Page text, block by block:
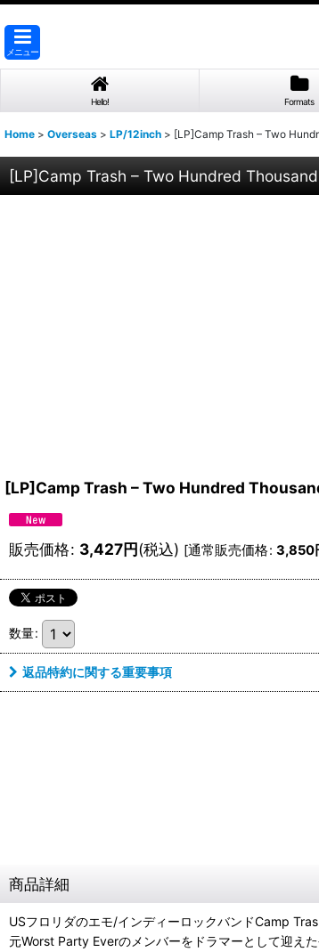
メニュー
Hello! Formats
Home > Overseas > LP/12inch > [LP]Camp Trash – Two
[LP]Camp Trash – Two Hundred
[LP]Camp Trash – Two Hundred
販売価格: 3,427円(税込) [通常販売価格: 3,850
数量:
返品特約に関する重要事項
商品詳細
USフロリダのエモ/インディーロックバンドCamp
元Worst Party Everのメンバーをドラマーとして迎え